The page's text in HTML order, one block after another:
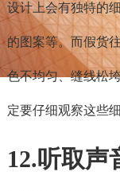
设计上会有独特的
的图案等。而假货
色不均匀、缝线松
定要仔细观察这些
12.听取声